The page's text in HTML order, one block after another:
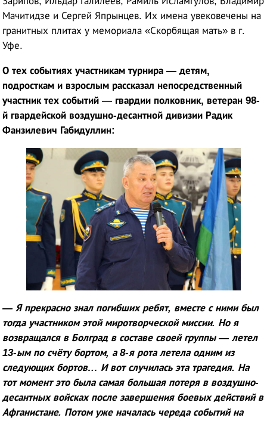
Мачитидзе и Сергей Япрынцев. Их имена увековечены на
гранитных плитах у мемориала «Скорбящая мать» в г.
Уфе.
О тех событиях участникам турнира — детям,
подросткам и взрослым рассказал непосредственный
участник тех событий — гвардии полковник, ветеран 98-
й гвардейской воздушно-десантной дивизии Радик
Фанзилевич Габидуллин:
— Я прекрасно знал погибших ребят, вместе с ними был
тогда участником этой миротворческой миссии. Но я
возвращался в Болград в составе своей группы — летел
13-ым по счёту бортом, а 8-я рота летела одним из
следующих бортов… И вот случилась эта трагедия. На
тот момент это была самая большая потеря в воздушно-
десантных войсках после завершения боевых действий в
Афганистане. Потом уже началась череда событий на